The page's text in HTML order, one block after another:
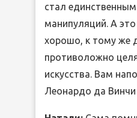
стал
манипуляций. А
хорошо, к тому же
противоложно
искусства. Вам
Леонардо да